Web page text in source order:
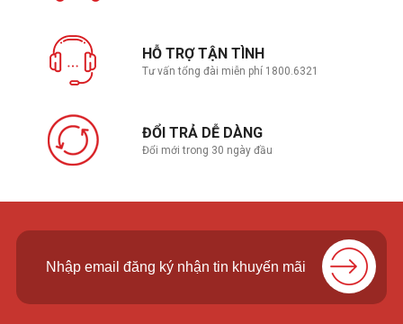
HỖ TRỢ TẬN TÌNH
Tư vấn tổng đài miễn phí 1800.6321
ĐỔI TRẢ DỄ DÀNG
Đổi mới trong 30 ngày đầu